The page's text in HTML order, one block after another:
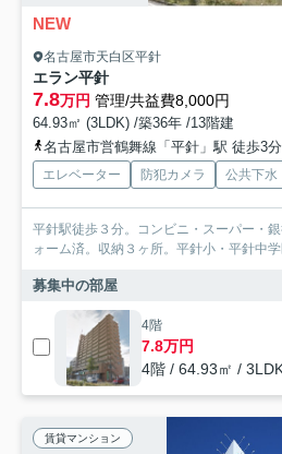
NEW
名古屋市天白区平針
エラン平針
7.8万円 管理/共益費8,000円
64.93㎡ (3LDK) /築36年 /13階建
名古屋市営鶴舞線「平針」駅 徒歩3分
エレベーター 防犯カメラ 公共下水
平針駅徒歩３分。コンビニ・スーパー・
ォーム済。収納３ヶ所。平針小・平針中
募集中の部屋
4階
7.8万円
4階 / 64.93㎡ /
賃貸マンション